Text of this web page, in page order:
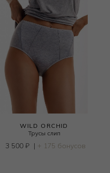
WILD ORCHID
Трусы слип
3 500 ₽ | + 175 бонусов